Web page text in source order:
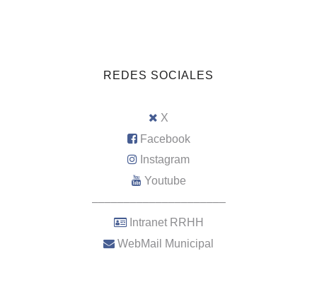
REDES SOCIALES
X
Facebook
Instagram
Youtube
–––––––––––––––––––––
Intranet RRHH
WebMail Municipal